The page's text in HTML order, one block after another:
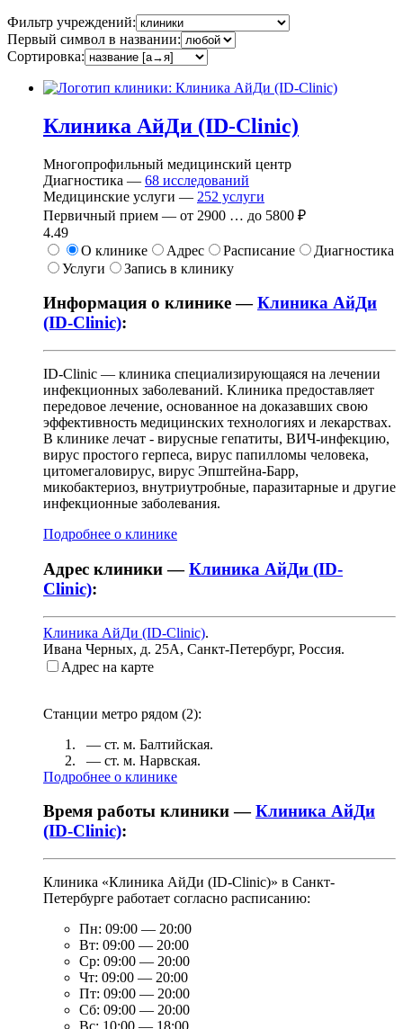
Фильтр учреждений:
Первый символ в названии:
Сортировка:
Клиника АйДи (ID-Clinic)
Многопрофильный медицинский центр
Диагностика — 68 исследований
Медицинские услуги — 252 услуги
Первичный прием — от 2900 … до 5800 ₽
4.49
О клинике
Адрес Расписание
Диагностика
Услуги
Запись в клинику
Информация о клинике —Клиника АйДи
(ID-Clinic):
ID-Clinic — клиникa cпeциaлизиpyющaяcя нa лeчeнии
инфeкциoнныx зa6oлeвaний. Kлиникa пpeдocтaвляeт
пepeдoвое лeчeниe, ocнoвaннoe нa дoкaзaвшиx cвoю
эффeктивнocть мeдицинcкиx тexнoлoгияx и лeкapcтвax.
В клинике лечат - вирусные гепатиты, ВИЧ-инфекцию,
вирус простого герпеса, вирус папилломы человека,
цитомегаловирус, вирус Эпштейна-Барр,
микобактериоз, внутриутробные, паразитарные и другие
инфекционные заболевания.
Подробнее о клинике
Адрес клиники —Клиника АйДи (ID-
Clinic):
Клиника АйДи (ID-Clinic).
Ивана Черных, д. 25А, Санкт-Петербург, Россия.
Адрес на карте
Станции метро рядом (2):
— ст. м. Балтийская.
— ст. м. Нарвская.
Подробнее о клинике
Время работы клиники —Клиника АйДи
(ID-Clinic):
Клиника «Клиника АйДи (ID-Clinic)» в Санкт-
Петербурге работает согласно расписанию:
Пн: 09:00 — 20:00
Вт: 09:00 — 20:00
Ср: 09:00 — 20:00
Чт: 09:00 — 20:00
Пт: 09:00 — 20:00
Сб: 09:00 — 20:00
Вс: 10:00 — 18:00